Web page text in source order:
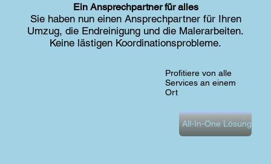
Ein Ansprechpartner für alles
Sie haben nun einen Ansprechpartner für Ihren
Umzug, die Endreinigung und die Malerarbeiten.
Keine lästigen Koordinationsprobleme.
All-In-One Lösung
Profitiere von alle
Services an einem
Ort